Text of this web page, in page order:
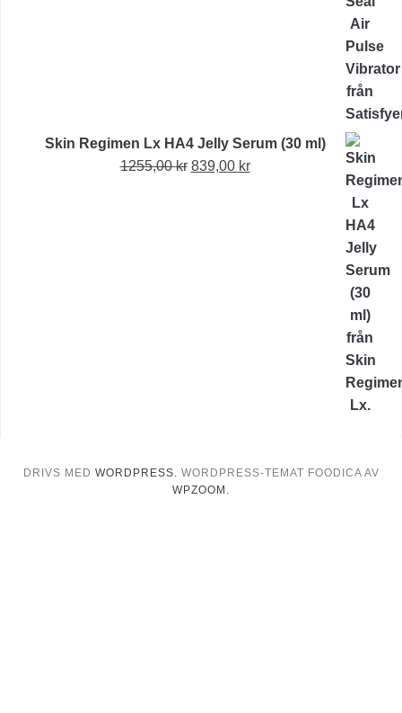
Skin Regimen Lx HA4 Jelly Serum (30 ml)
1255,00kr Det
839,00 krDet
DRIVS MED WORDPRESS. WORDPRESS-TEMAT FOODICA AV
WPZOOM.